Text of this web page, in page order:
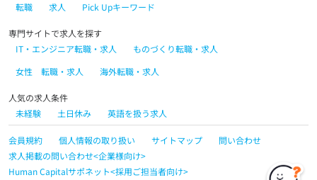
転職
求人 Pick Upキーワード
専門サイトで求人を探す
IT・エンジニア転職・求人
ものづくり転職・求人
女性 転職・求人
海外転職・求人
人気の求人条件
未経験
土日休み 英語を扱う求人
会員規約 個人情報の取り扱い サイトマップ
問い合わせ
求人掲載の問い合わせ<企業様向け>
Human Capitalサポネット<採用ご担当者向け>